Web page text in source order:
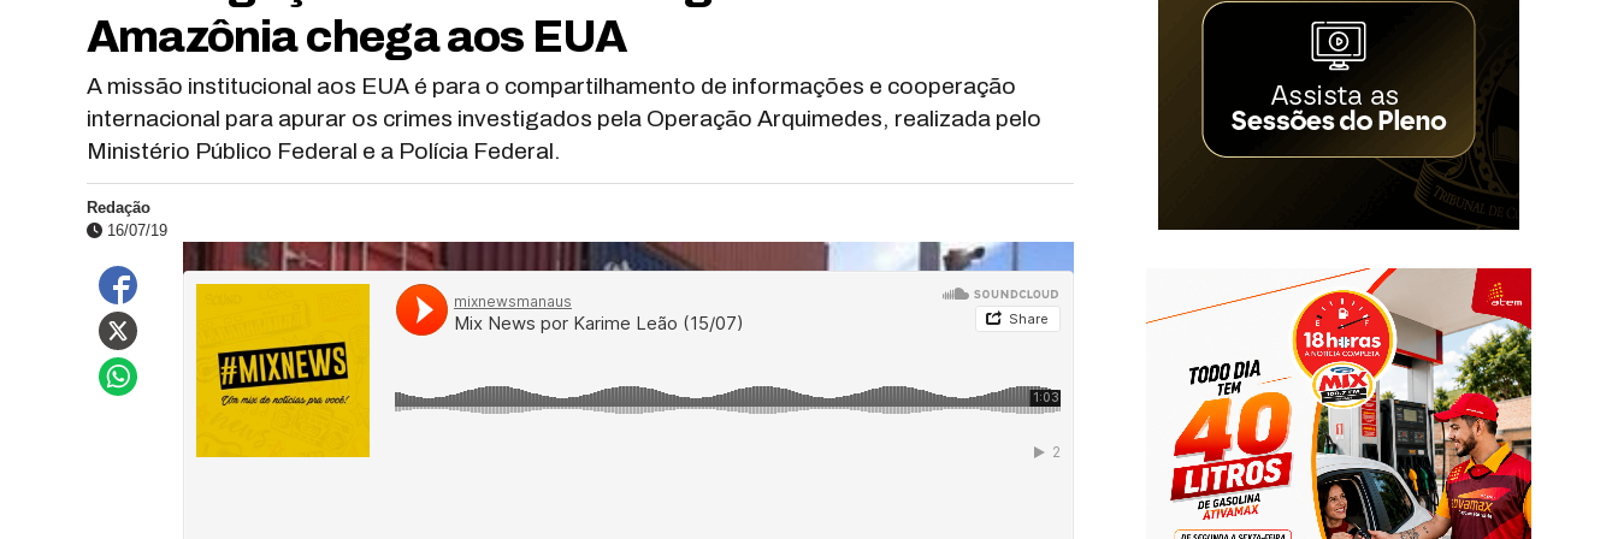
Amazônia chega aos EUA
A missão institucional aos EUA é para o compartilhamento de informações e cooperação
internacional para apurar os crimes investigados pela Operação Arquimedes, realizada pelo
Ministério Público Federal e a Polícia Federal.
Redação
16/07/19